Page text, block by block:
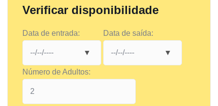
Verificar disponibilidade
Data de entrada: Data de saída:
Número de Adultos: